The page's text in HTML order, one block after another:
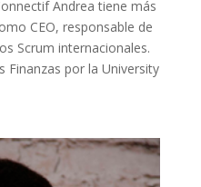
Andrea tiene más
CEO, responsable de
Scrum internacionales.
Finanzas por la University